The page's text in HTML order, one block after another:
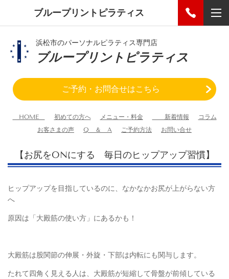
ブループリントピラティス
浜松市のパーソナルピラティス専門店
ブループリントピラティス
ご予約・お問合せはこちら
HOME 初めての方へ メニュー・料金 新着情報
コラム
お客さまの声
Q ＆ A ご予約方法 お問い合せ
【お尻をONにする 毎日のヒップアップ習慣】
ヒップアップを目指しているのに、なかなかお尻が上がらない方
へ
原因は「大殿筋の使い方」にあるかも！
大殿筋は股関節の伸展・外旋・下部は内転にも関与します。
たれて四角く見える人は、大殿筋が短縮して骨盤が前傾している